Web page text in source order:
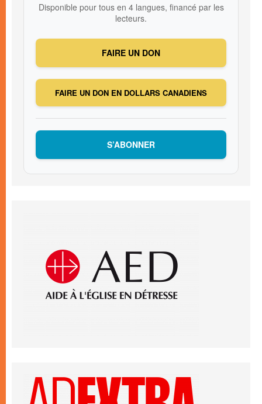
Disponible pour tous en 4 langues, financé par les
lecteurs.
FAIRE UN DON
FAIRE UN DON EN DOLLARS CANADIENS
S’ABONNER